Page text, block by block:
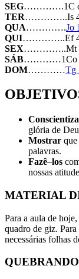
SEG………….1C o
TER…………..Is
QUA………….Jo
QUI…………..Ef
SEX…………..Mt
SÁB…………1Co
DOM…………Tg
glória de
Mostrar
palavras.
Fazê–los
nossas
MATERIAL
Para a aula de
quadro de giz.
necessárias folhas